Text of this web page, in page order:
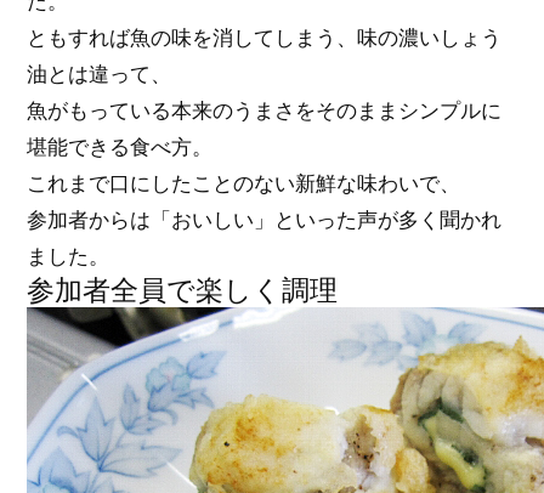
ともすれば魚の味を消してしまう、味の濃いしょう
油とは違って、
魚がもっている本来のうまさをそのままシンプルに
堪能できる食べ方。
これまで口にしたことのない新鮮な味わいで、
参加者からは「おいしい」といった声が多く聞かれ
ました。
参加者全員で楽しく調理